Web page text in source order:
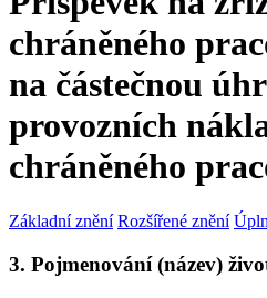
chráněného
na částečnou
provozních
chráněného
Základní znění Rozšířené znění
3. Pojmenování (název)